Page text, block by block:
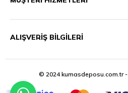
ALIŞVERİŞ BİLGİLERİ
© 2024 kumasdeposu.com.tr -